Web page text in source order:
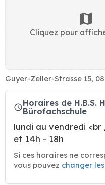
Cliquez pour
Guyer-Zeller-Strasse 15,
Horaires de H.B.S.
Bürofachschule
lundi au vendredi <br
et 14h - 18h
Si ces horaires ne
vous pouvez changer